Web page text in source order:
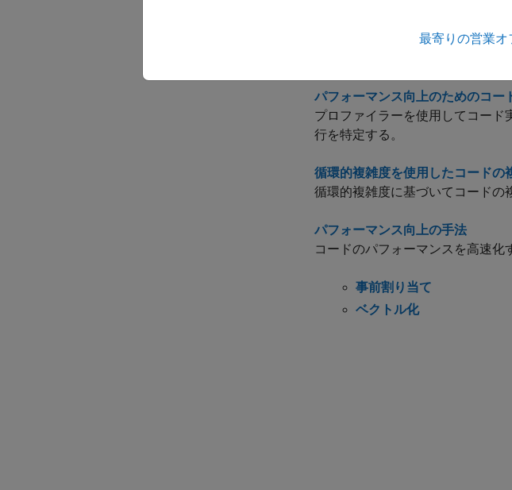
コードのパフォーマンスの測定
パフォーマンス向上のためのコー
プロファイラーを使用してコード
行を特定する。
循環的複雑度を使用したコードの
循環的複雑度に基づいてコードの
パフォーマンス向上の手法
コードのパフォーマンスを高速化
事前割り当て
ベクトル化
最寄りの営業